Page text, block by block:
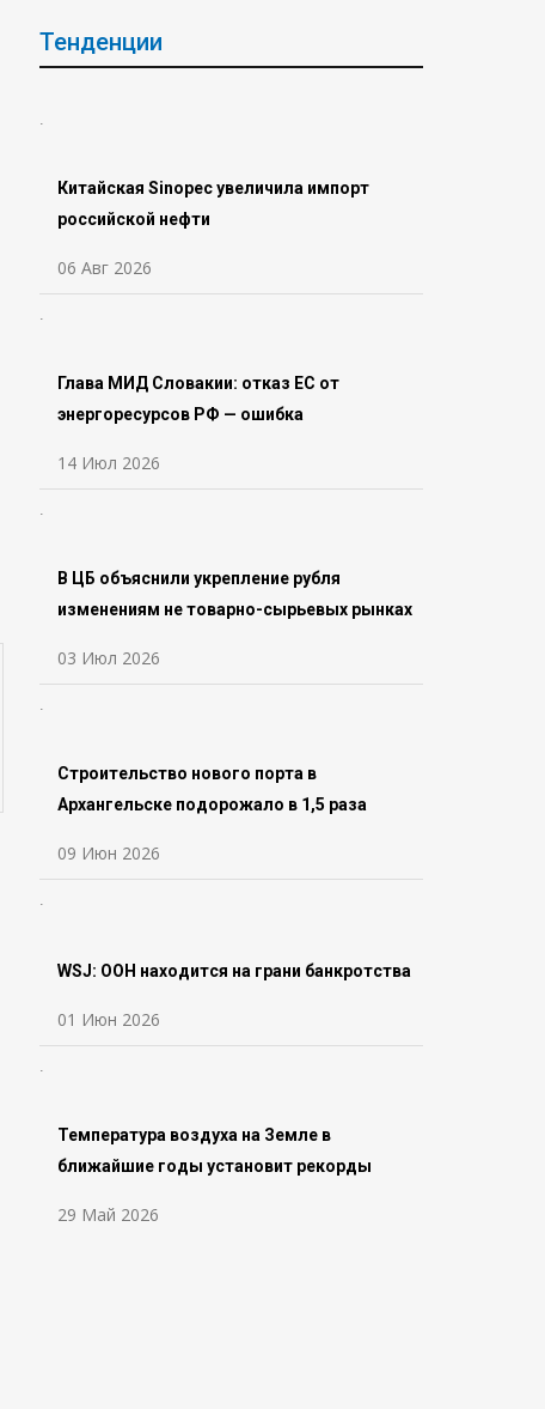
Тенденции
Китайская Sinopec увеличила импорт
российской нефти
06 Авг 2026
Глава МИД Словакии: отказ ЕС от
энергоресурсов РФ — ошибка
14 Июл 2026
В ЦБ объяснили укрепление рубля
изменениям не товарно-сырьевых рынках
03 Июл 2026
Строительство нового порта в
Архангельске подорожало в 1,5 раза
09 Июн 2026
WSJ: ООН находится на грани банкротства
01 Июн 2026
Температура воздуха на Земле в
ближайшие годы установит рекорды
29 Май 2026